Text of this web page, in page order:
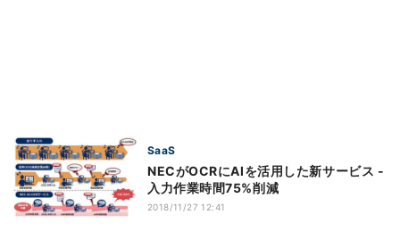
SaaS
NECがOCRにAIを活用した新サービス -
入力作業時間75%削減
2018/11/27 12:41